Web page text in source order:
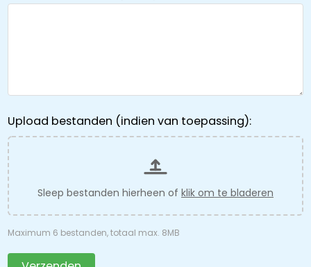
Upload bestanden (indien van toepassing):
Sleep bestanden hierheen of klik om te bladeren
Maximum 6 bestanden, totaal max. 8MB